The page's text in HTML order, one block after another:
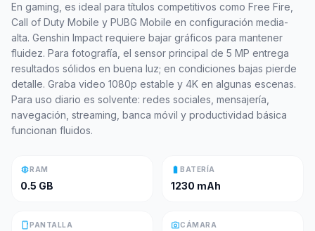
En gaming, es ideal para títulos competitivos como Free Fire,
Call of Duty Mobile y PUBG Mobile en configuración media-
alta. Genshin Impact requiere bajar gráficos para mantener
fluidez. Para fotografía, el sensor principal de 5 MP entrega
resultados sólidos en buena luz; en condiciones bajas pierde
detalle. Graba video 1080p estable y 4K en algunas escenas.
Para uso diario es solvente: redes sociales, mensajería,
navegación, streaming, banca móvil y productividad básica
funcionan fluidos.
memoryRAM
0.5 GB
battery_full BATERÍA
1230 mAh
smartphonePANTALLA photo_cameraCÁMARA